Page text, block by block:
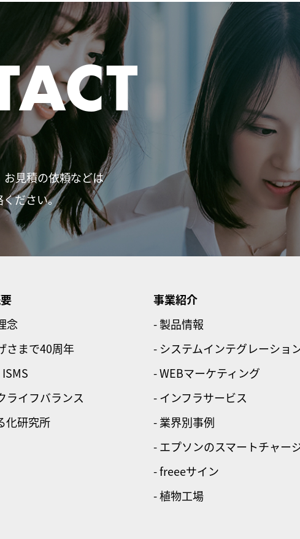
見積の依頼などは
ください。
念
さまで40周年
ライフバランス
化研究所
事業紹介
- 製品情報
- システムインテグレーショ
- WEBマーケティング
- インフラサービス
- 業界別事例
- エプソンのスマートチャー
- freeeサイン
- 植物工場